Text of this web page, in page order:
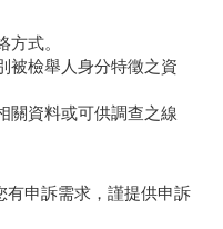
方式。
被檢舉人身分特徵之資
關資料或可供調查之線
有申訴需求，謹提供申訴